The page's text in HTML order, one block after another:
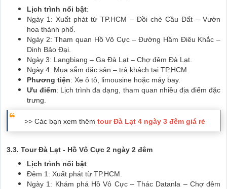
Lịch trình nổi bật:
Ngày 1: Xuất phát từ TP.HCM – Đồi chè Cầu Đất – Vườn
hoa thành phố.
Ngày 2: Tham quan Hồ Vô Cực – Đường Hầm Điêu Khắc –
Dinh Bảo Đại.
Ngày 3: Langbiang – Ga Đà Lạt – Chợ đêm Đà Lạt.
Ngày 4: Mua sắm đặc sản – trả khách tại TP.HCM.
Phương tiện: Xe ô tô, limousine hoặc máy bay.
Ưu điểm: Lịch trình đa dạng, tham quan nhiều địa điểm đặc
trưng.
>> Các bạn xem thêm tour Đà Lạt 4 ngày 3 đêm giá rẻ
3.3. Tour Đà Lạt - Hồ Vô Cực 2 ngày 2 đêm
Lịch trình nổi bật:
Đêm 1: Xuất phát từ TP.HCM.
Ngày 1: Khám phá Hồ Vô Cực – Thác Datanla – Chợ đêm